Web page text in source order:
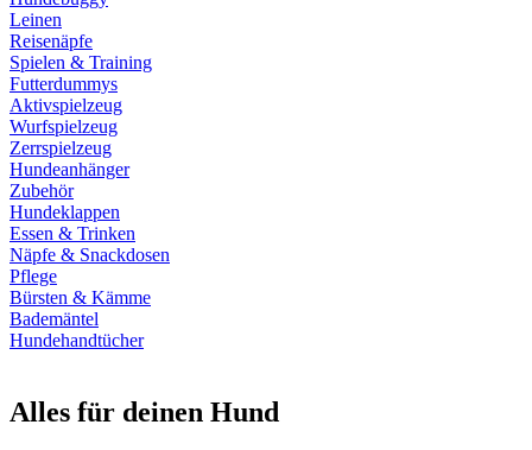
Leinen
Reisenäpfe
Spielen & Training
Futterdummys
Aktivspielzeug
Wurfspielzeug
Zerrspielzeug
Hundeanhänger
Zubehör
Hundeklappen
Essen & Trinken
Näpfe & Snackdosen
Pflege
Bürsten & Kämme
Bademäntel
Hundehandtücher
Alles für deinen Hund